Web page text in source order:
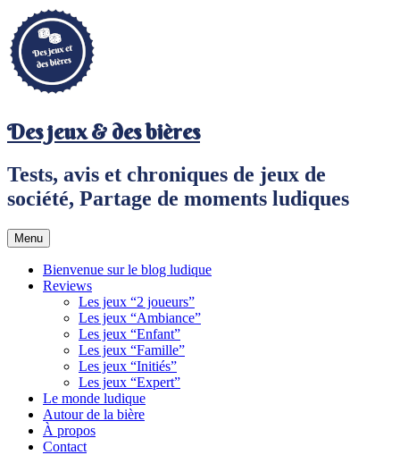
Aller
au
contenu
principal
Des jeux & des bières
Tests, avis et chroniques de jeux de
société, Partage de moments ludiques
Menu
Bienvenue sur le blog ludique
Reviews
Les jeux “2 joueurs”
Les jeux “Ambiance”
Les jeux “Enfant”
Les jeux “Famille”
Les jeux “Initiés”
Les jeux “Expert”
Le monde ludique
Autour de la bière
À propos
Contact